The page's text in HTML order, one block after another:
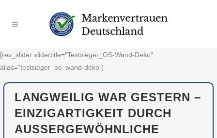
[rev_slider slidertitle=“Testsieger_OS-Wand-Deko“
alias=“testsieger_os_wand-deko“]
LANGWEILIG WAR GESTERN –
EINZIGARTIGKEIT DURCH
AUSSERGEWÖHNLICHE W